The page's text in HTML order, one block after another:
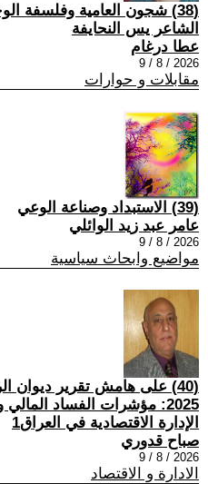
(38) شجون العامية وفلسفة
الشاعر يس النحايفة
عطا درغام
2026 / 8 / 9
مقابلات و حوارات
(39) الاستبداد وصناعة الوعي
عامر عبد زيد الوائلي
2026 / 8 / 9
مواضيع وابحاث سياسية
(40) على هامش تقرير ديوان
2025: مؤشرات الفساد المالي
الإدارة الاقتصادية في العراق1
صباح قدوري
2026 / 8 / 9
الادارة و الاقتصاد